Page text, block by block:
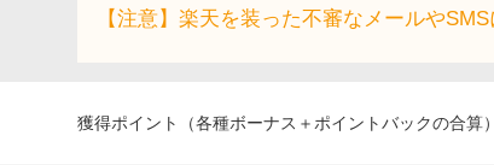
【注意】楽天を装った不審なメールや
獲得ポイント（各種ボーナス＋ポイントバックの合